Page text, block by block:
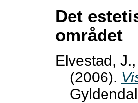
Det
området
Elvestad,
(2006).